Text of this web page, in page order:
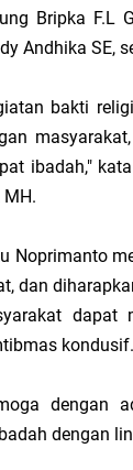
Bripka F.L
Andhika SE,
bakti
ibadah,"
MH.
Noprimanto
dan
dapat
kondusif.
dengan
dengan